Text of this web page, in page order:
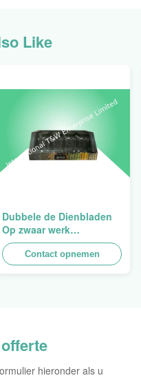
Like
Dubbele de Dienbladen
Op zwaar werk
berekende
Opeenstapeling van het
Muurkarton PDQ voor het
Contact opnemen
hieronder als u